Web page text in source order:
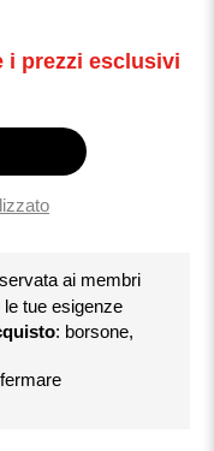
i prezzi esclusivi
ai membri
tue esigenze
: borsone,